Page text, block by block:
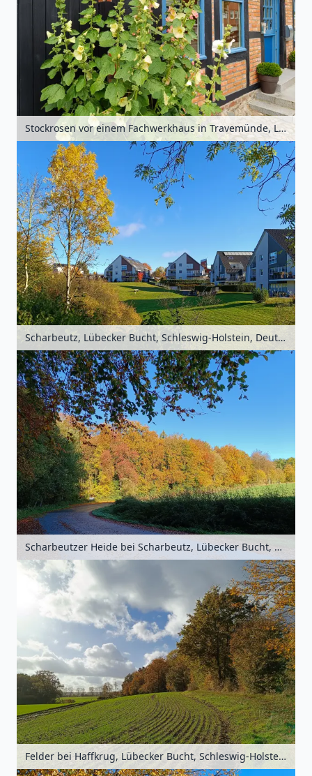
Stockrosen vor einem Fachwerkhaus in Travemünde, Lübecker Bucht, Schleswig-Holstein, Deutschland
Scharbeutz, Lübecker Bucht, Schleswig-Holstein, Deutschland
Scharbeutzer Heide bei Scharbeutz, Lübecker Bucht, Schleswig-Holstein, Deutschland
Felder bei Haffkrug, Lübecker Bucht, Schleswig-Holstein, Deutschland